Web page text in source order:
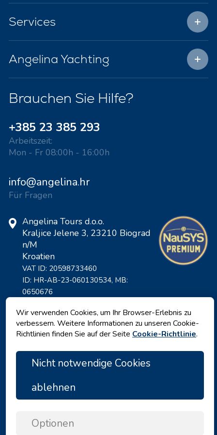
Services
Angelina Yachting
Brauchen Sie Hilfe?
+385 23 385 293
Arbeitszeit:
Mon - Fr 08:00h - 16:00h
info@angelina.hr
Für Fragen
Angelina Tours d.o.o.
Kraljice Jelene 3, 23210 Biograd
n/M
Kroatien
VAT ID: 20598733460
ID: HR-AB-23-060130534, MB:
0650676
Copyright © 2026 by Angelina Tours d.o.o.
Wir verwenden Cookies, um Ihr Browser-Erlebnis zu
verbessern. Weitere Informationen zu unseren Cookie-
Richtlinien finden Sie auf der Seite Cookie-Richtlinie.
Nicht notwendige Cookies
ablehnen
Optionen